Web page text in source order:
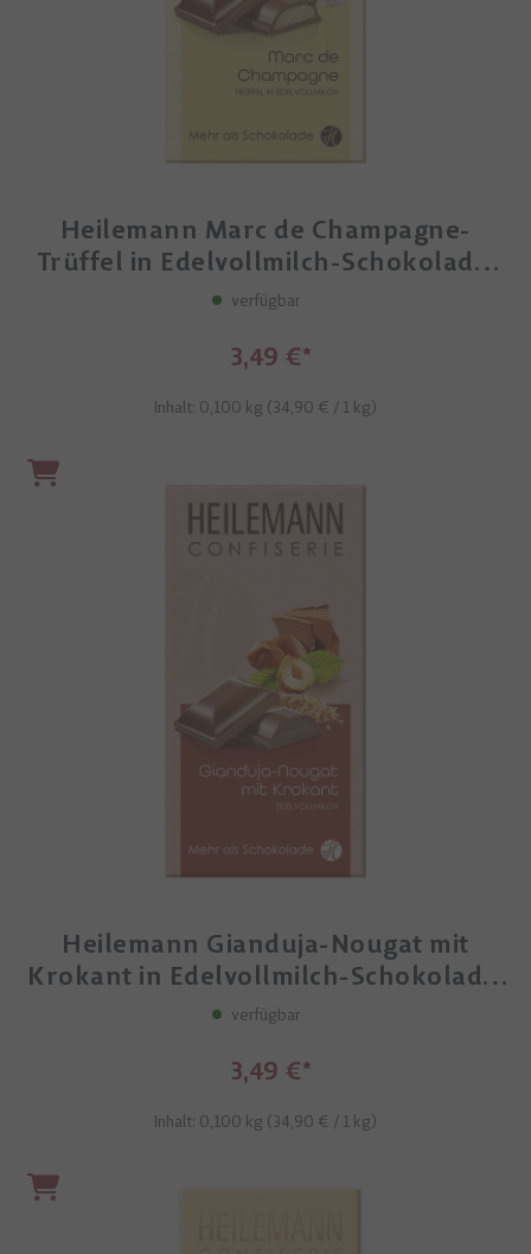
Heilemann Marc de Champagne-
Trüffel in Edelvollmilch-Schokolade,
100 g
verfügbar
3,49 €
Inhalt: 0,100 kg (34,90 € / 1 kg)
Heilemann Gianduja-Nougat mit
Krokant in Edelvollmilch-Schokolade,
100 g
verfügbar
3,49 €
Inhalt: 0,100 kg (34,90 € / 1 kg)